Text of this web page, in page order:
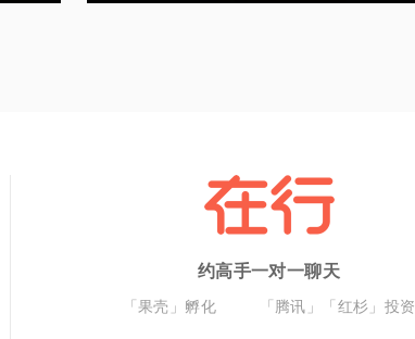
约高手一对一聊天
「果壳」孵化 「腾讯」「红杉」投资